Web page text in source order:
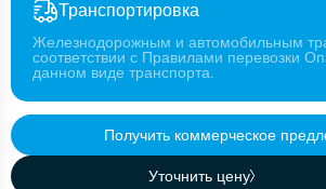
Транспортировка
Железнодорожным и автомобильным
соответствии с Правилами перевозки
данном виде транспорта.
Получить коммерческое
Уточнить цену